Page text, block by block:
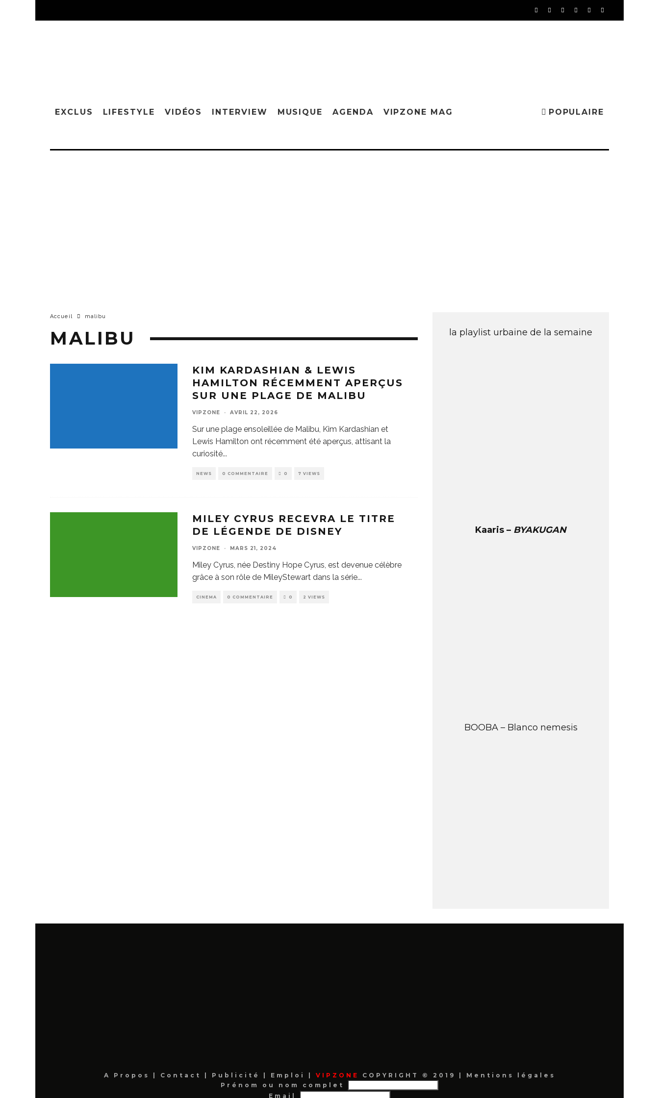
EXCLUS LIFESTYLE VIDÉOS INTERVIEW MUSIQUE AGENDA VIPZONE MAG POPULAIRE
Accueil malibu
MALIBU
KIM KARDASHIAN & LEWIS
HAMILTON RÉCEMMENT APERÇUS
SUR UNE PLAGE DE MALIBU
VIPZONE · AVRIL 22, 2026
Sur une plage ensoleillée de Malibu, Kim Kardashian et
Lewis Hamilton ont récemment été aperçus, attisant la
curiosité...
NEWS 0 COMMENTAIRE 0 7 VIEWS
MILEY CYRUS RECEVRA LE TITRE
DE LÉGENDE DE DISNEY
VIPZONE · MARS 21, 2024
Miley Cyrus, née Destiny Hope Cyrus, est devenue célèbre
grâce à son rôle de MileyStewart dans la série...
CINEMA 0 COMMENTAIRE 0 2 VIEWS
la playlist urbaine de la semaine
Kaaris – BYAKUGAN
BOOBA – Blanco nemesis
A Propos Contact Publicité Emploi VIPZONE COPYRIGHT © 2019 |
Mentions légales
Prénom ou nom complet
Email